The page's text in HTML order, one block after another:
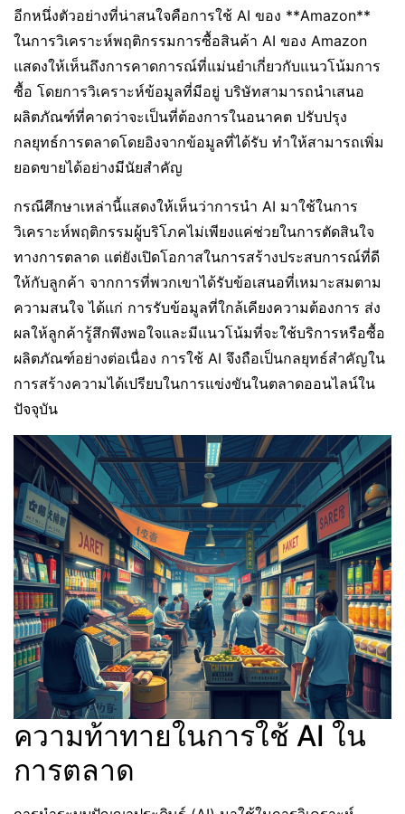
อีกหนึ่งตัวอย่างที่น่าสนใจคือการใช้ AI ของ **Amazon**
ในการวิเคราะห์พฤติกรรมการซื้อสินค้า AI ของ Amazon
แสดงให้เห็นถึงการคาดการณ์ที่แม่นยำเกี่ยวกับแนวโน้มการ
ซื้อ โดยการวิเคราะห์ข้อมูลที่มีอยู่ บริษัทสามารถนำเสนอ
ผลิตภัณฑ์ที่คาดว่าจะเป็นที่ต้องการในอนาคต ปรับปรุง
กลยุทธ์การตลาดโดยอิงจากข้อมูลที่ได้รับ ทำให้สามารถเพิ่ม
ยอดขายได้อย่างมีนัยสำคัญ
กรณีศึกษาเหล่านี้แสดงให้เห็นว่าการนำ AI มาใช้ในการ
วิเคราะห์พฤติกรรมผู้บริโภคไม่เพียงแค่ช่วยในการตัดสินใจ
ทางการตลาด แต่ยังเปิดโอกาสในการสร้างประสบการณ์ที่ดี
ให้กับลูกค้า จากการที่พวกเขาได้รับข้อเสนอที่เหมาะสมตาม
ความสนใจ ได้แก่ การรับข้อมูลที่ใกล้เคียงความต้องการ ส่ง
ผลให้ลูกค้ารู้สึกพึงพอใจและมีแนวโน้มที่จะใช้บริการหรือซื้อ
ผลิตภัณฑ์อย่างต่อเนื่อง การใช้ AI จึงถือเป็นกลยุทธ์สำคัญใน
การสร้างความได้เปรียบในการแข่งขันในตลาดออนไลน์ใน
ปัจจุบัน
ความท้าทายในการใช้ AI ใน
การตลาด